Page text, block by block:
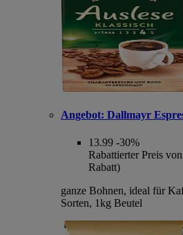
Angebot: Dallmayr
13.99 -30%
Rabattierter Preis
Rabatt)
ganze Bohnen, ideal für
Sorten, 1kg Beutel